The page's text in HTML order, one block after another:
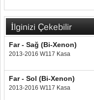
İlginizi Çekebilir
Far - Sağ (Bi-Xenon)
2013-2016 W117 Kasa
Far - Sol (Bi-Xenon)
2013-2016 W117 Kasa